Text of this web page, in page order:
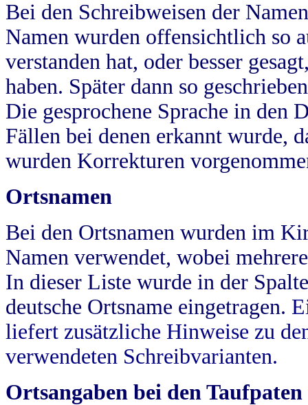
Bei den Schreibweisen der
Namen wurden offensichtlich so
verstanden hat, oder besser
haben. Später dann so
Die gesprochene Sprache in
Fällen bei denen erkannt wurde,
wurden Korrekturen
Ortsnamen
Bei den Ortsnamen wurden im
Namen verwendet, wobei
In dieser Liste wurde in der
deutsche Ortsname eingetragen.
liefert zusätzliche Hinweise zu
verwendeten Schreibvarianten.
Ortsangaben bei den Taufpaten